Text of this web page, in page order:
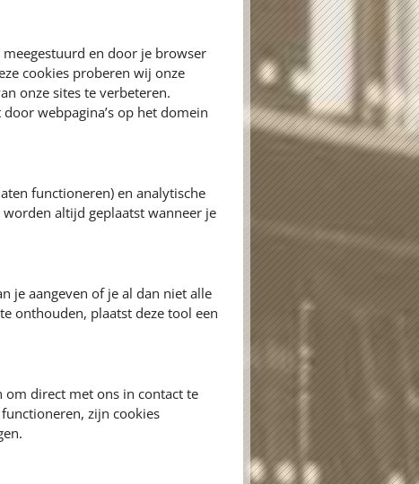
en door je browser
cookies proberen wij onze
onze sites te verbeteren.
webpagina’s op het domein
functioneren) en analytische
altijd geplaatst wanneer je
je aangeven of je al dan niet alle
onthouden, plaatst deze tool een
om direct met ons in contact te
zijn cookies